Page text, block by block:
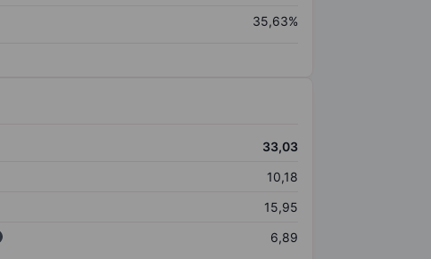
35,63%
33,03
10,18
15,95
6,89